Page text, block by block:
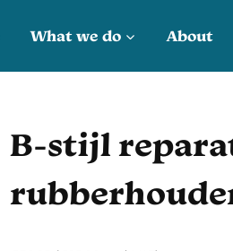
What we do About
B-stijl